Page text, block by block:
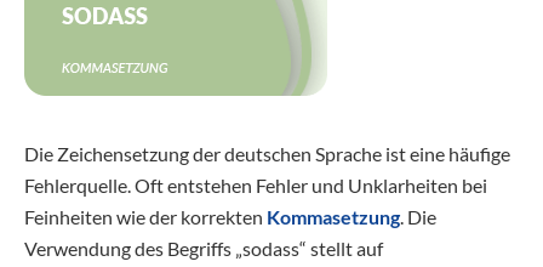
Die Zeichensetzung der deutschen Sprache ist eine häufige
Fehlerquelle. Oft entstehen Fehler und Unklarheiten bei
Feinheiten wie der korrekten Kommasetzung. Die
Verwendung des Begriffs „sodass“ stellt auf